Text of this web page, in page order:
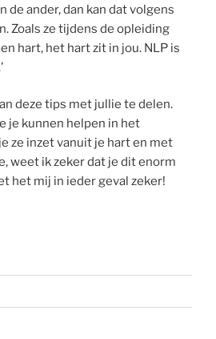
de ander, dan kan dat volgens
Zoals ze tijdens de opleiding
hart, het hart zit in jou. NLP is
deze tips met jullie te delen.
je kunnen helpen in het
ze inzet vanuit je hart en met
weet ik zeker dat je dit enorm
het mij in ieder geval zeker!